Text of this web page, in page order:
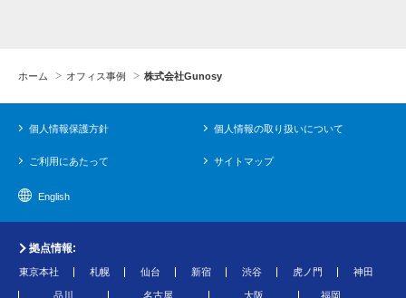
ホーム オフィス事例 株式会社Gunosy
個人情報保護方針 個人情報の取り扱いについて
ご利用にあたって サイトマップ
English
拠点情報:
東京本社 札幌 仙台 新宿 渋谷 虎ノ門 神田
品川 名古屋 大阪 福岡